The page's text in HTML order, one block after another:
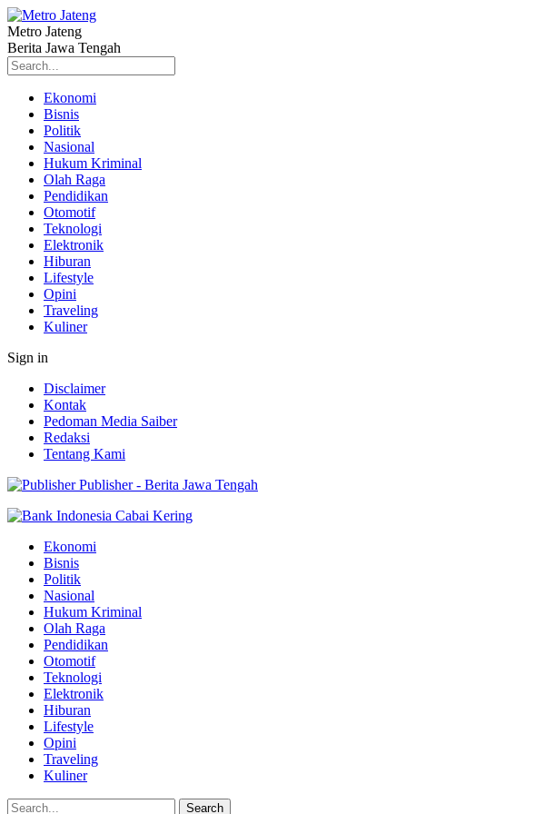
Metro Jateng
Berita Jawa Tengah
Ekonomi
Bisnis
Politik
Nasional
Hukum Kriminal
Olah Raga
Pendidikan
Otomotif
Teknologi
Elektronik
Hiburan
Lifestyle
Opini
Traveling
Kuliner
Sign in
Disclaimer
Kontak
Pedoman Media Saiber
Redaksi
Tentang Kami
Publisher - Berita Jawa Tengah
Ekonomi
Bisnis
Politik
Nasional
Hukum Kriminal
Olah Raga
Pendidikan
Otomotif
Teknologi
Elektronik
Hiburan
Lifestyle
Opini
Traveling
Kuliner